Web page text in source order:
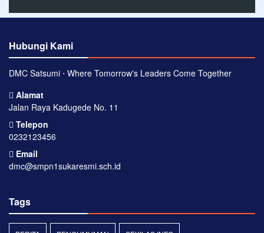
Hubungi Kami
DMC Satsumi ⋅ Where Tomorrow's Leaders Come Together
Alamat
Jalan Raya Kadugede No. 11
Telepon
0232123456
Email
dmc@smpn1sukaresmi.sch.id
Tags